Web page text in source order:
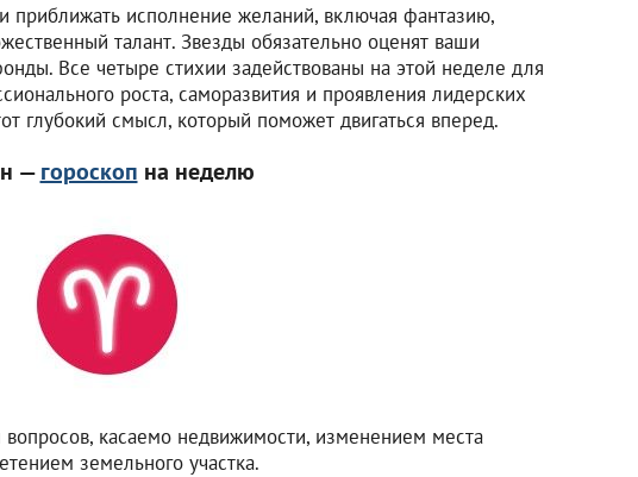
приближать исполнение желаний, включая фантазию,
талант. Звезды обязательно оценят ваши
Все четыре стихии задействованы на этой неделе для
роста, саморазвития и проявления лидерских
глубокий смысл, который поможет двигаться вперед.
—гороскоп на неделю
касаемо недвижимости, изменением места
земельного участка.